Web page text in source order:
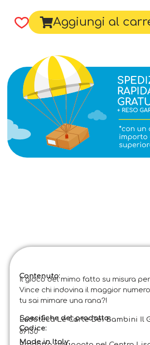
Aggiungi al
Contenuto:
Il gioco del mimo fatto su misura
Vince chi indovina il maggior
tu sai mimare una rana?!
Specifiche del prodotto:
Ludoteca Le Carte Dei Bambini Il
Codice:
89130
Made in Italy: